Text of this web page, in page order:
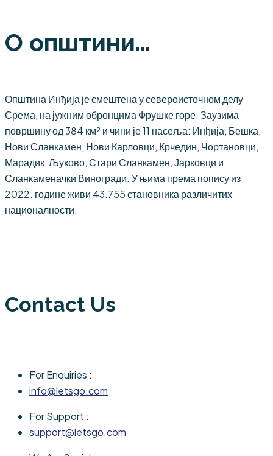
О општини...
Општина Инђија је смештена у североисточном делу
Срема, на јужним обронцима Фрушке горе. Заузима
површину од 384 км² и чини је 11 насеља: Инђија, Бешка,
Нови Сланкамен, Нови Карловци, Крчедин, Чортановци,
Марадик, Љуково, Стари Сланкамен, Јарковци и
Сланкаменачки Виногради. У њима према попису из
2022. године живи 43.755 становника различитих
националности.
Contact Us
For Enquiries :
info@letsgo.com
For Support :
support@letsgo.com